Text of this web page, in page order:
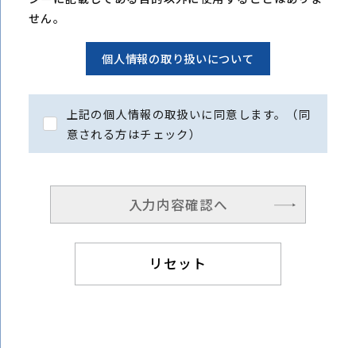
せん。
個人情報の取り扱いについて
上記の個人情報の取扱いに同意します。（同
意される方はチェック）
入力内容確認へ